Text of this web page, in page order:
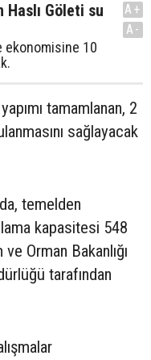
Haslı Göleti su
ekonomisine 10
A+
A-
tamamlanan, 2
sağlayacak
temelden
kapasitesi 548
Orman Bakanlığı
tarafından